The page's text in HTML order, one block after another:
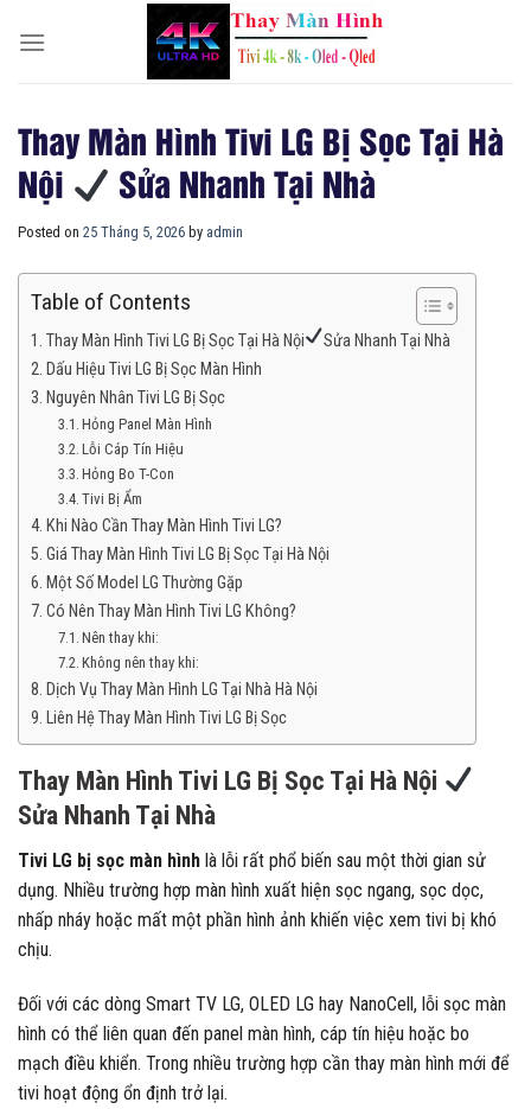
Thay Màn Hình Tivi LG Bị Sọc Tại Hà
Nội
Sửa Nhanh Tại Nhà
Posted on 25 Tháng 5, 2026 by admin
Table of Contents
Thay Màn Hình Tivi LG Bị Sọc Tại Hà Nội
Sửa Nhanh Tại Nhà
Dấu Hiệu Tivi LG Bị Sọc Màn Hình
Nguyên Nhân Tivi LG Bị Sọc
Hỏng Panel Màn Hình
Lỗi Cáp Tín Hiệu
Hỏng Bo T-Con
Tivi Bị Ẩm
Khi Nào Cần Thay Màn Hình Tivi LG?
Giá Thay Màn Hình Tivi LG Bị Sọc Tại Hà Nội
Một Số Model LG Thường Gặp
Có Nên Thay Màn Hình Tivi LG Không?
Nên thay khi:
Không nên thay khi:
Dịch Vụ Thay Màn Hình LG Tại Nhà Hà Nội
Liên Hệ Thay Màn Hình Tivi LG Bị Sọc
Thay Màn Hình Tivi LG Bị Sọc Tại Hà Nội
Sửa Nhanh Tại Nhà
Tivi LG bị sọc màn hình là lỗi rất phổ biến sau một thời gian sử
dụng. Nhiều trường hợp màn hình xuất hiện sọc ngang, sọc dọc,
nhấp nháy hoặc mất một phần hình ảnh khiến việc xem tivi bị khó
chịu.
Đối với các dòng Smart TV LG, OLED LG hay NanoCell, lỗi sọc màn
hình có thể liên quan đến panel màn hình, cáp tín hiệu hoặc bo
mạch điều khiển. Trong nhiều trường hợp cần thay màn hình mới để
tivi hoạt động ổn định trở lại.